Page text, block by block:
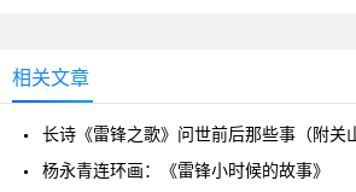
相关文章
长诗《雷锋之歌》问世前后那些事（附关
杨永青连环画：《雷锋小时候的故事》